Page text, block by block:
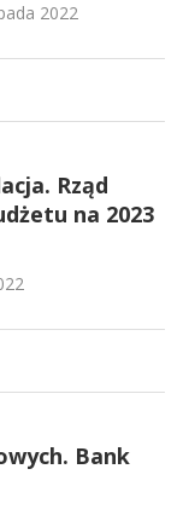
2022
Rząd
na 2023
Bank